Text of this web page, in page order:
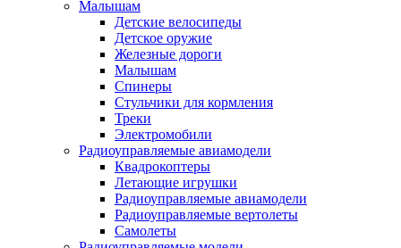
Малышам
Детские велосипеды
Детское оружие
Железные дороги
Малышам
Спинеры
Стульчики для кормления
Треки
Электромобили
Радиоуправляемые авиамодели
Квадрокоптеры
Летающие игрушки
Радиоуправляемые авиамодели
Радиоуправляемые вертолеты
Самолеты